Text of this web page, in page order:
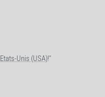
Etats-Unis (USA)!"